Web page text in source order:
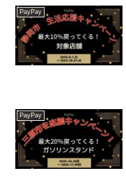
PayPay
PayPay